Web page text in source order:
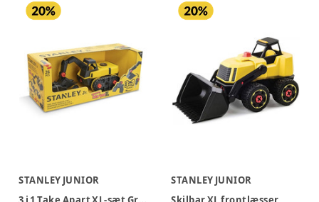
STANLEY JUNIOR
STANLEY JUNIOR